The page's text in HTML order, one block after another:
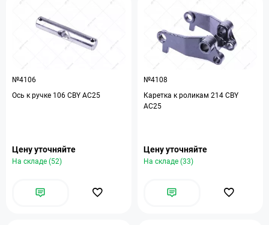
№4106
Ось к ручке 106 CBY AC25
Цену уточняйте
На складе (52)
№4108
Каретка к роликам 214 CBY
AC25
Цену уточняйте
На складе (33)